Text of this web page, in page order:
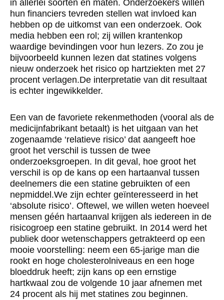
in allerlei soorten en maten. Onderzoekers willen
hun financiers tevreden stellen wat invloed kan
hebben op de uitkomst van een onderzoek. Ook
media hebben een rol; zij willen krantenkop
waardige bevindingen voor hun lezers. Zo zou je
bijvoorbeeld kunnen lezen dat statines volgens
nieuw onderzoek het risico op hartziekten met 27
procent verlagen.De interpretatie van dit resultaat
is echter ingewikkelder.
Een van de favoriete rekenmethoden (vooral als de
medicijnfabrikant betaalt) is het uitgaan van het
zogenaamde ‘relatieve risico’ dat aangeeft hoe
groot het verschil is tussen de twee
onderzoeksgroepen. In dit geval, hoe groot het
verschil is op de kans op een hartaanval tussen
deelnemers die een statine gebruikten of een
nepmiddel.We zijn echter geïnteresseerd in het
‘absolute risico’. Oftewel, we willen weten hoeveel
mensen géén hartaanval krijgen als iedereen in de
risicogroep een statine gebruikt. In 2014 werd het
publiek door wetenschappers getrakteerd op een
mooie voorstelling: neem een 65-jarige man die
rookt en hoge cholesterolniveaus en een hoge
bloeddruk heeft; zijn kans op een ernstige
hartkwaal zou de volgende 10 jaar afnemen met
24 procent als hij met statines zou beginnen.